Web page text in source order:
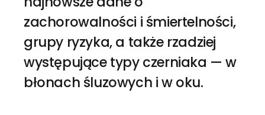
zachorowalności i śmiertelności,
grupy ryzyka, a także rzadziej
występujące typy czerniaka — w
błonach śluzowych i w oku.